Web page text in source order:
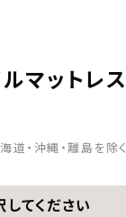
マットレス
道・沖縄・離島を除く
してください